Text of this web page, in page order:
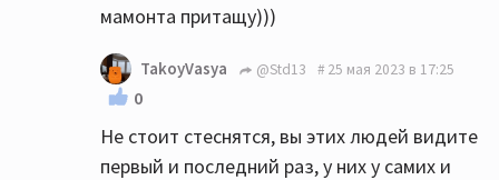
мамонта притащу)))
TakoyVasya @Std13 25 мая 2023 в 17:25
0
Не стоит стеснятся, вы этих людей видите
первый и последний раз, у них у самих и